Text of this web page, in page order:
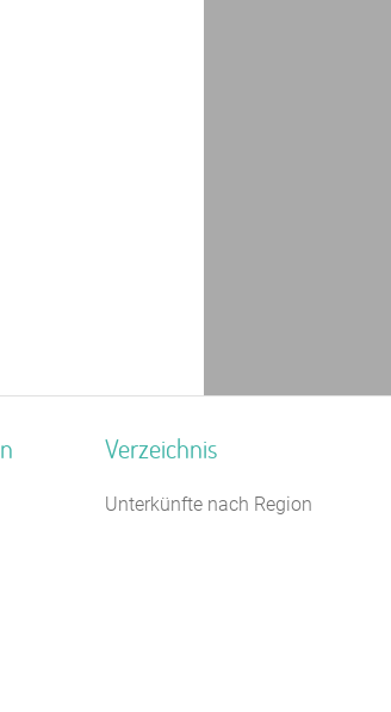
Verzeichnis
Unterkünfte nach Region